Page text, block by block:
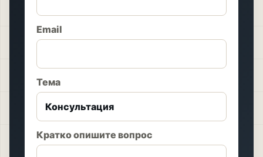
Email
Тема
Кратко опишите вопрос